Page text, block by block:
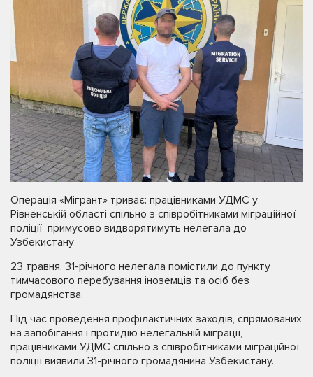
Операція «Мігрант» триває: працівниками УДМС у
Рівненській області спільно з співробітниками міграційної
поліції примусово видворятимуть нелегала до
Узбекистану
23 травня, 31-річного нелегала помістили до пункту
тимчасового перебування іноземців та осіб без
громадянства.
Під час проведення профілактичних заходів, спрямованих
на запобігання і протидію нелегальній міграції,
працівниками УДМС спільно з співробітниками міграційної
поліції виявили 31-річного громадянина Узбекистану.